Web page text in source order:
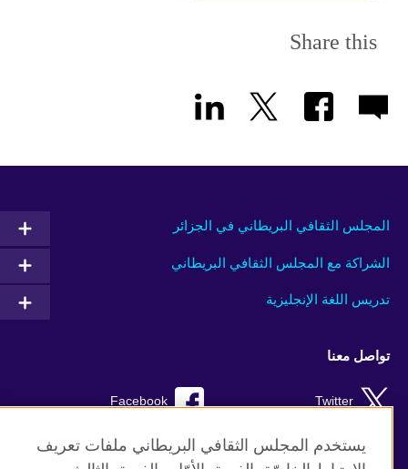
Share this
المجلس الثقافي البريطاني في الجزائر
الشراكة مع المجلس الثقافي البريطاني
تدريس اللغة الإنجليزية
تواصل معنا
Facebook Twitter
TikTok Instagram
يستخدم المجلس الثقافي البريطاني ملفات تعريف